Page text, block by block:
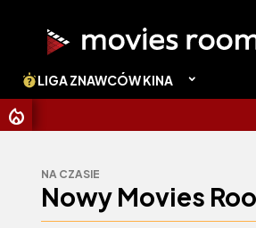
LIGA ZNAWCÓW KINA
NA CZASIE
Nowy Movies